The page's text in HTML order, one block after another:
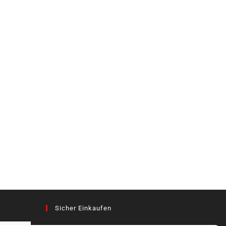
Sicher Einkaufen